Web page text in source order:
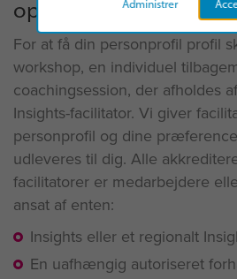
oplysninger
For at få din personprofil profil
workshop, en individuel
coachingsession, der afholdes
Insights-facilitator. Vi giver
personprofil og dine
udleveres til dig. Alle
facilitatorer er medarbejdere
ansat af enten:
Insights eller et regionalt
En uafhængig autoriseret
Administrer